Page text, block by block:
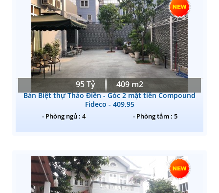
95 Tỷ 409 m2
Bán Biệt thự Thảo Điền - Góc 2 mặt tiền Compound
Fideco - 409.95
- Phòng ngủ : 4 - Phòng tắm : 5